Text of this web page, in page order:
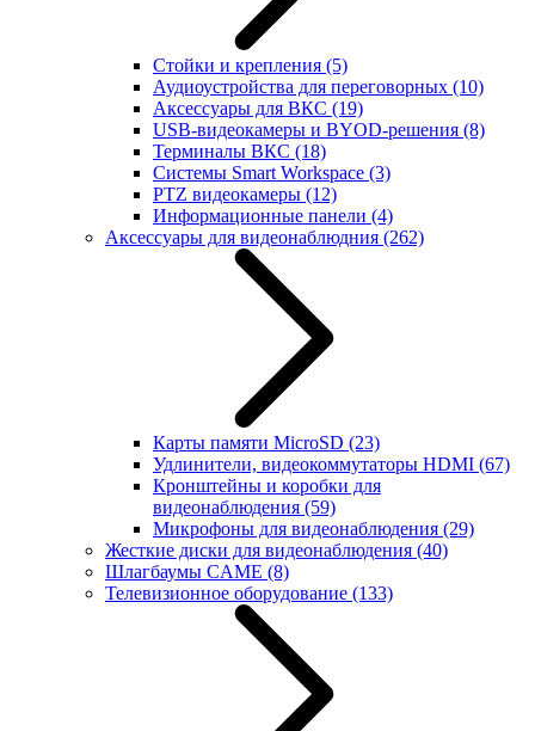
Стойки и крепления (5)
Аудиоустройства для переговорных (10)
Аксессуары для ВКС (19)
USB-видеокамеры и BYOD-решения (8)
Терминалы ВКС (18)
Системы Smart Workspace (3)
PTZ видеокамеры (12)
Информационные панели (4)
Аксессуары для видеонаблюдния (262)
Карты памяти MicroSD (23)
Удлинители, видеокоммутаторы HDMI (67)
Кронштейны и коробки для
видеонаблюдения (59)
Микрофоны для видеонаблюдения (29)
Жесткие диски для видеонаблюдения (40)
Шлагбаумы CAME (8)
Телевизионное оборудование (133)